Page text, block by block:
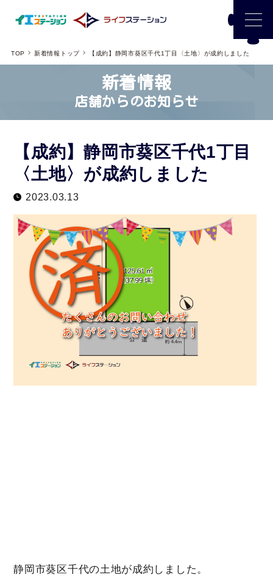
TOP 新着情報トップ 【成約】静岡市葵区千代1丁目〈土地〉が成約しました
新着情報
店舗からのお知らせ
【成約】静岡市葵区千代1丁目
〈土地〉が成約しました
2023.03.13
静岡市葵区千代の土地が成約しました。